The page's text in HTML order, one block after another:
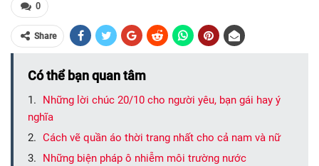
0
Share
Có thể bạn quan tâm
Những lời chúc 20/10 cho người yêu, bạn gái hay ý
nghĩa
Cách vẽ quần áo thời trang nhất cho cả nam và nữ
Những biện pháp ô nhiễm môi trường nước